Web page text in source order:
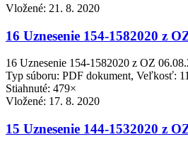
Vložené: 21. 8. 2020
16 Uznesenie 154-1582020 z
16 Uznesenie 154-1582020 z OZ
Typ súboru: PDF dokument, Veľkosť:
Stiahnuté: 479×
Vložené: 17. 8. 2020
15 Uznesenie 144-1532020 z